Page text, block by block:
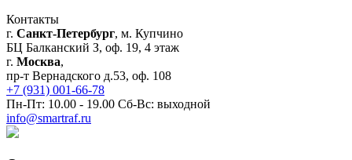
Контакты
г. Санкт-Петербург, м. Купчино
БЦ Балканский З, оф. 19, 4 этаж
г. Москва,
пр-т Вернадского д.53, оф. 108
+7 (931) 001-66-78
Пн-Пт: 10.00 - 19.00 Сб-Вс: выходной
info@smartraf.ru